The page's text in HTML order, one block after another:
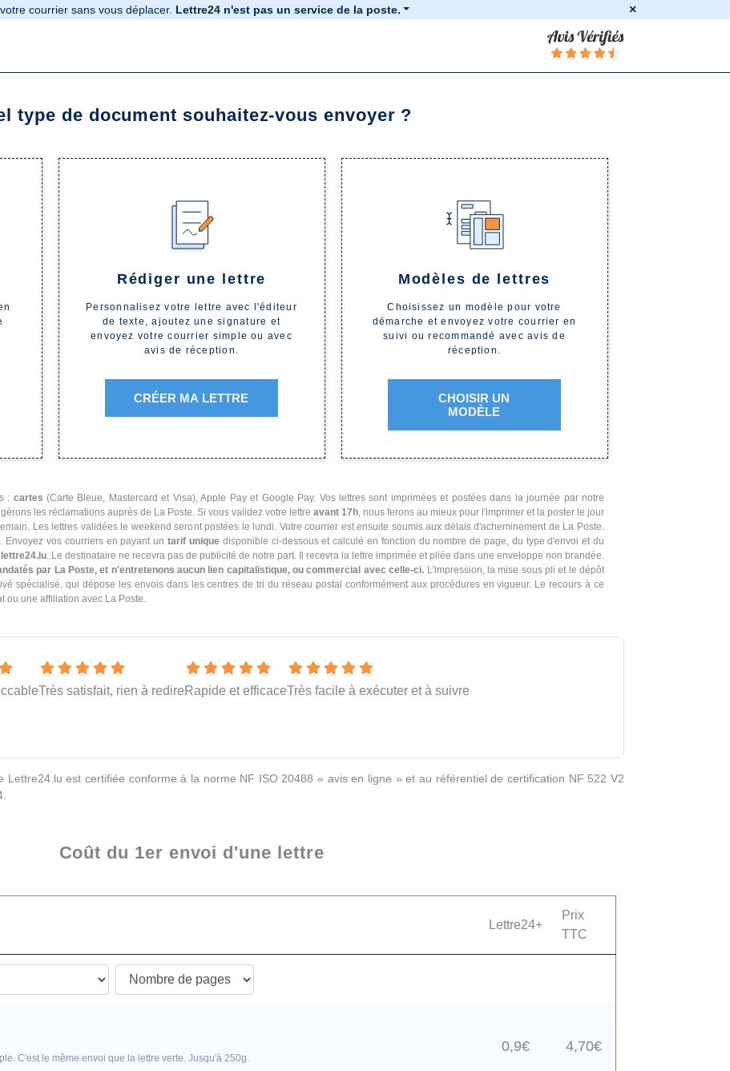
×
courrier sans vous déplacer. Lettre24 n'est pas un service de la poste.
de tri se fera bien tous les jours, pour tous les courriers reçu avant 17H
. Les courriers reçus après 17h seront traités au
bon acheminement de vos courriers, il est fortement recommandé de n'utiliser que l'alphabet latin sur notre site.
type de document souhaitez-vous envoyer ?
Rédiger une lettre
Personnalisez votre lettre avec l'éditeur
de texte, ajoutez une signature et
envoyez votre courrier simple ou avec
avis de réception.
CRÉER MA LETTRE
Modèles de lettres
Choisissez un modèle pour votre
démarche et envoyez votre courrier en
suivi ou recommandé avec avis de
réception.
CHOISIR UN
MODÈLE
: cartes (Carte Bleue, Mastercard et Visa), Apple Pay et Google Pay. Vos lettres sont imprimées et postées dans la journée par notre
les réclamations auprès de La Poste. Si vous validez votre lettre avant 17h, nous ferons au mieux pour l'imprimer et la poster le jour
Les lettres validées le weekend seront postées le lundi. Votre courrier est ensuite soumis aux délais d'acheminement de La Poste.
. Envoyez vos courriers en payant untarif uniquedisponible ci-dessous et calculé en fonction du nombre de page, du type d'envoi et du
. Le destinataire ne recevra pas de publicité de notre part. Il recevra la lettre imprimée et pliée dans une enveloppe non brandée.
par La Poste, et n'entretenons aucun lien capitalistique, ou commercial avec celle-ci. L'impression, la mise sous pli et le dépôt
spécialisé, qui dépose les envois dans les centres de tri du réseau postal conformément aux procédures en vigueur. Le recours à ce
Très satisfait, rien à redire Rapide et efficaceTrès facile à exécuter et à suivre
Lettre24.lu est certifiée conforme à la norme NF ISO 20488 « avis en ligne » et au référentiel de certification NF 522 V2
Coût du 1er envoi d'une lettre
Lettre24+
Prix
TTC
C'est le même envoi que la lettre verte. Jusqu'à 250g.
0,9€ 4,70€